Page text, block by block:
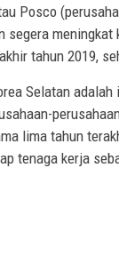
Posco
segera
tahun 2019,
Selatan
lima tahun
tenaga kerja